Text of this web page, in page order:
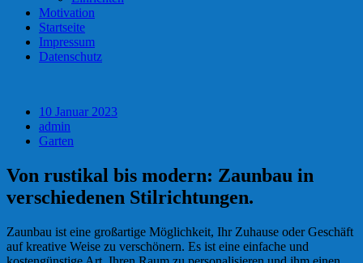
Motivation
Startseite
Impressum
Datenschutz
10 Januar 2023
admin
Garten
Von rustikal bis modern: Zaunbau in
verschiedenen Stilrichtungen.
Zaunbau ist eine großartige Möglichkeit, Ihr Zuhause oder Geschäft
auf kreative Weise zu verschönern. Es ist eine einfache und